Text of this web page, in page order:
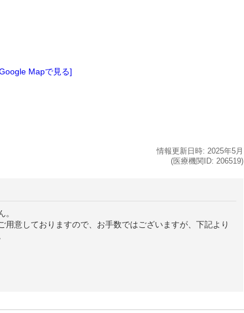
Mapで見る]
情報更新日時: 2025年5月
(医療機関ID: 206519)
用意しておりますので、お手数ではございますが、下記より